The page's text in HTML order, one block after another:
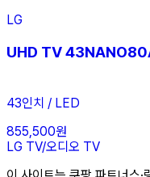
LG
UHD TV
43인치 / LED
855,500원
LG TV/오디오 TV